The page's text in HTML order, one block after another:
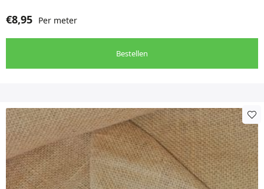
€8,95 Per meter
Bestellen